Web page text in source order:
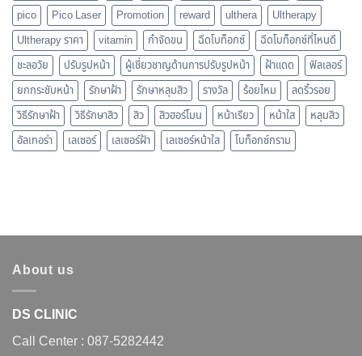
pico
Pico Laser Promotion reward ulthera
Ultherapy
Ultherapy ราคา
vitamin กำจัดขน ฉีดโบท็อกซ์
ฉีดโบท็อกซ์ที่ไหนดี
ชะลอวัย
ปรับรูปหน้า ผู้เชี่ยวชาญด้านการปรับรูปหน้า ฝ้าแดด
ฟิลเลอร์
ยกกระชับหน้า
รักษาฝ้า รักษาหลุมสิว รางวัล ร้อยไหม
ลดริ้วรอย
วิธีรักษาฝ้า
วิธีรักษาสิว สิว สิวฮอร์โมน หน้าเรียว หน้าใส
หลุมสิว
อัลเทอร่า
เลเซอร์ เลเซอร์ฝ้า เลเซอร์หน้าใส โบท็อกซ์กราม
About us
DS CLINIC
Call Center : 087-5282442